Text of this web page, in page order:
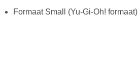
Formaat Small (Yu-Gi-Oh! formaat)